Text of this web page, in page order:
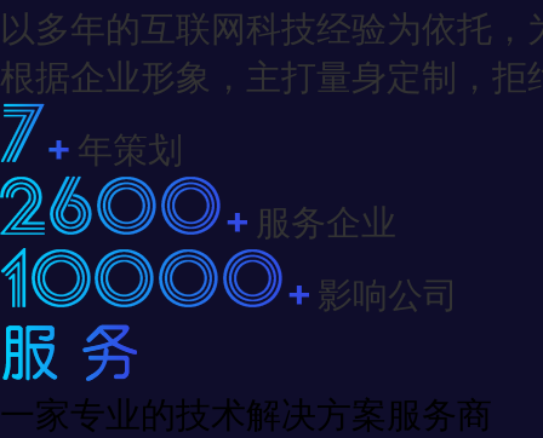
以多年的互联网科技经验为依托
根据企业形象，主打量身定制，
年策划
服务企业
影响公司
一家专业的技术解决方案服务商